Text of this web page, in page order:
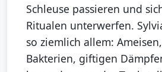
Schleuse passieren und
Ritualen unterwerfen.
so ziemlich allem:
Bakterien, giftigen